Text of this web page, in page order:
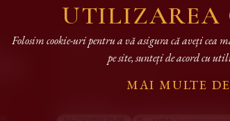
Contact
Strada Iancu Flondor, Nr. 2 Suceava,
editura@arhiepiscopiasucevei.ro
UTILIZAREA
Folosim cookie-uri pentru a vă asigura că aveți
pe site, sunteți de acord cu
MAI MULTE